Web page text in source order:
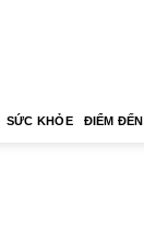
SỨC KHỎE ĐIỂM ĐẾN